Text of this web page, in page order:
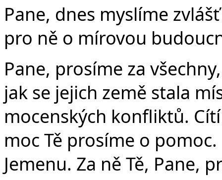
Pane, dnes myslíme
pro ně o mírovou
Pane, prosíme za
jak se jejich země stala
mocenských konfliktů.
moc Tě prosíme o
Jemenu. Za ně Tě, Pane,